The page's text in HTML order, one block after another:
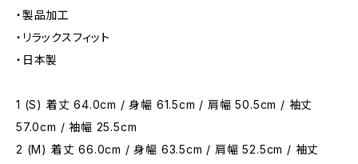
・製品加工
・リラックスフィット
・日本製
1 (S) 着丈 64.0cm / 身幅 61.5cm / 肩幅 50.5cm / 袖丈
57.0cm / 袖幅 25.5cm
2 (M) 着丈 66.0cm / 身幅 63.5cm / 肩幅 52.5cm / 袖丈